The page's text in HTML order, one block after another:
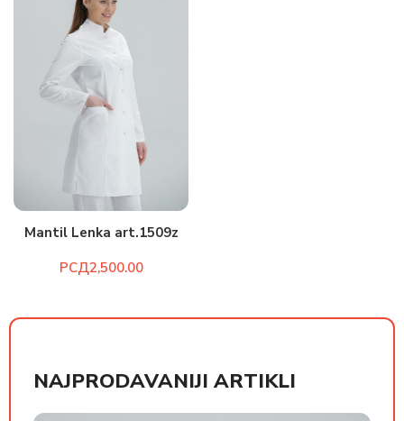
Mantil Lenka art.1509z
РСД
NAJPRODAVANIJI ARTIKLI